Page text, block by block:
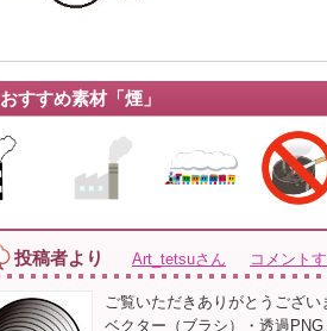
おすすめ素材「煙」
投稿者より Art_tetsuさん コメント
ご覧いただきありがとうござ
ベクター（ブラシ）・透過